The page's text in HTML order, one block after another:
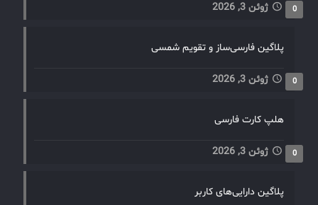
ژوئن 3, 2026 0
پلاگین فارسی‌ساز و تقویم شمسی
ژوئن 3, 2026 0
هلپ کارت فارسی
ژوئن 3, 2026 0
پلاگین دارایی‌های کاربر